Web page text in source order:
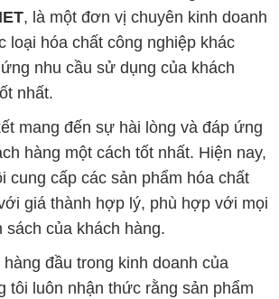
, là một đơn vị chuyên kinh doanh
loại hóa chất công nghiệp khác
nhu cầu sử dụng của khách
nhất.
mang đến sự hài lòng và đáp ứng
hàng một cách tốt nhất. Hiện nay,
cung cấp các sản phẩm hóa chất
giá thành hợp lý, phù hợp với mọi
sách của khách hàng.
đầu trong kinh doanh của
tôi luôn nhận thức rằng sản phẩm